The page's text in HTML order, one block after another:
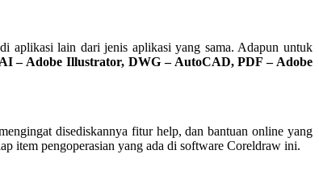
aplikasi lain dari jenis aplikasi yang sama. Adapun untuk
AI – Adobe Illustrator, DWG – AutoCAD, PDF – Adobe
disediskannya fitur help, dan bantuan online yang
item pengoperasian yang ada di software Coreldraw ini.